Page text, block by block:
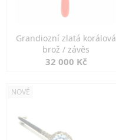
Grandiozní zlatá korálová
brož / závěs
32 000 Kč
NOVÉ